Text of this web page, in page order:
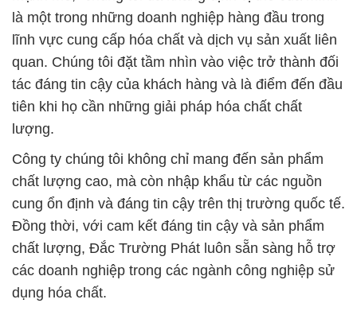
là một trong những doanh nghiệp hàng đầu trong
lĩnh vực cung cấp hóa chất và dịch vụ sản xuất liên
quan. Chúng tôi đặt tầm nhìn vào việc trở thành đối
tác đáng tin cậy của khách hàng và là điểm đến đầu
tiên khi họ cần những giải pháp hóa chất chất
lượng.
Công ty chúng tôi không chỉ mang đến sản phẩm
chất lượng cao, mà còn nhập khẩu từ các nguồn
cung ổn định và đáng tin cậy trên thị trường quốc tế.
Đồng thời, với cam kết đáng tin cậy và sản phẩm
chất lượng, Đắc Trường Phát luôn sẵn sàng hỗ trợ
các doanh nghiệp trong các ngành công nghiệp sử
dụng hóa chất.